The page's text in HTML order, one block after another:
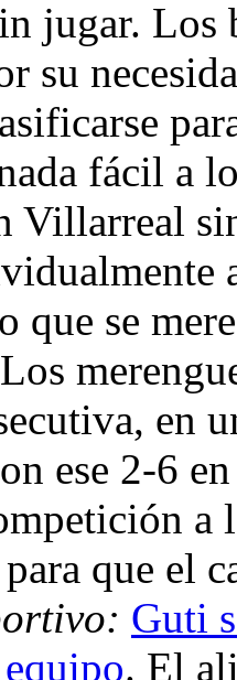
jugar.
su
fácil a
Villarreal
que se
en
ese 2-6
a
que el
Guti
. El